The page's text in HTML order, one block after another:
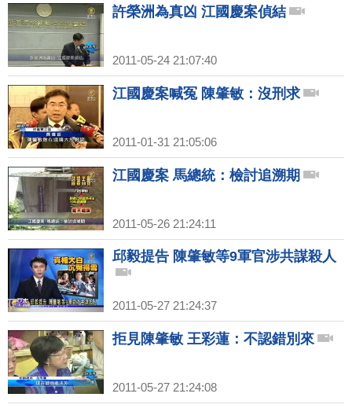
許榮洲為真凶 江國慶案偵結
2011-05-24 21:07:40
江國慶案喊冤 陳肇敏：沒刑求
2011-01-31 21:05:06
江國慶案 馬總統：檢討追溯期
2011-05-26 21:24:11
邱毅提告 陳肇敏等9軍官涉共謀殺人
2011-05-27 21:24:37
拒見陳肇敏 王彩蓮：不認錯別來
2011-05-27 21:24:08